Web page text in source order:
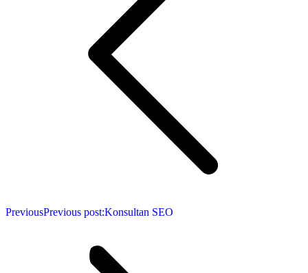
PreviousPrevious post:Konsultan SEO